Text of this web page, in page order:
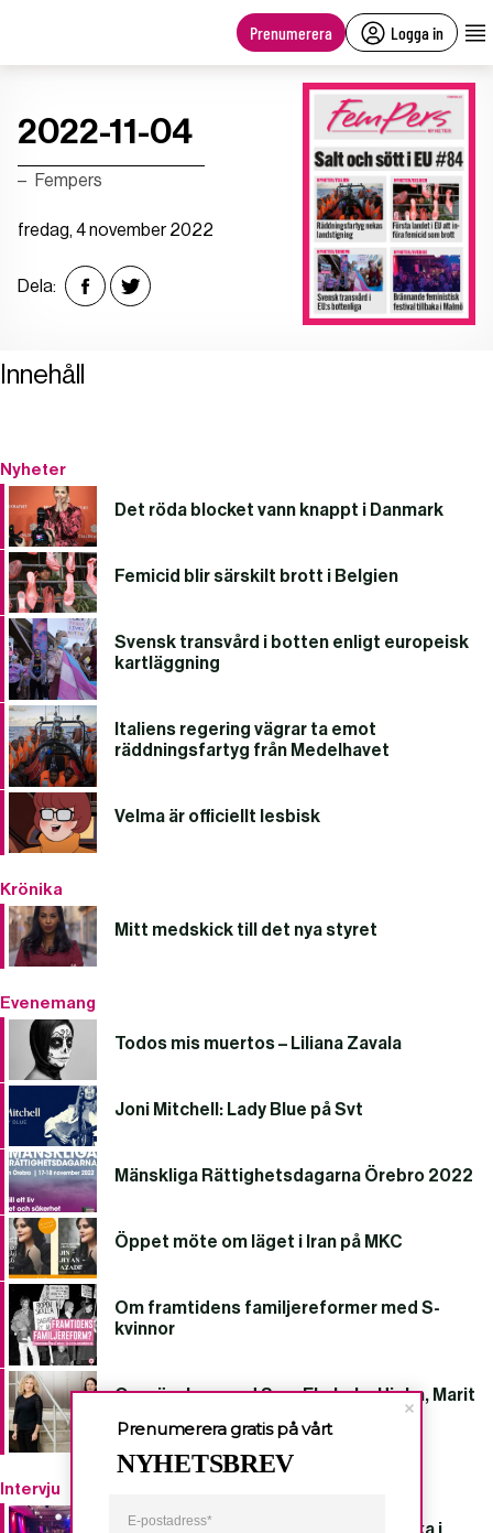
Prenumerera Logga in
2022-11-04
Fempers
fredag, 4 november 2022
Dela:
Innehåll
Nyheter
Det röda blocket vann knappt i Danmark
Femicid blir särskilt brott i Belgien
Svensk transvård i botten enligt europeisk
kartläggning
Italiens regering vägrar ta emot
räddningsfartyg från Medelhavet
Velma är officiellt lesbisk
Krönika
Mitt medskick till det nya styret
Evenemang
Todos mis muertos – Liliana Zavala
Joni Mitchell: Lady Blue på Svt
Mänskliga Rättighetsdagarna Örebro 2022
Öppet möte om läget i Iran på MKC
Om framtidens familjereformer med S-
kvinnor
Om vänskap med Sara Ehnholm Hielm, Marit
Intervju
Prenumerera gratis på vårt
NYHETSBREV